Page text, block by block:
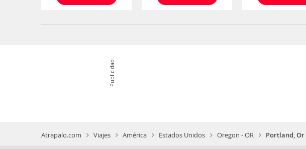
Publicidad
Atrapalo.com Viajes América Estados Unidos Oregon - OR Portland, Or